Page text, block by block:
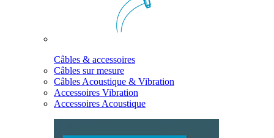
Câbles & accessoires
Câbles sur mesure
Câbles Acoustique & Vibration
Accessoires Vibration
Accessoires Acoustique